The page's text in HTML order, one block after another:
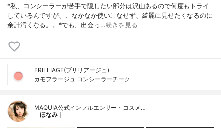
*私、コンシーラーが苦手で隠したい部分は沢山あるので何度もトライ
しているんですが、、なかなか使いこなせず、綺麗に見せたくなるのに
余計汚くなる。。⁡*でも、出会っ…続きを見る
BRILLIAGE(ブリリアージュ)
カモフラージュ コンシーラーチーク
MAQUIA公式インフルエンサー・コスメ…
｜ほなみ｜